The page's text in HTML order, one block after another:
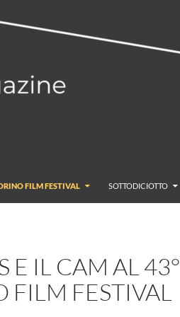
FILM FESTIVAL SOTTODICIOTTO
E IL CAM AL 43°
FILM FESTIVAL